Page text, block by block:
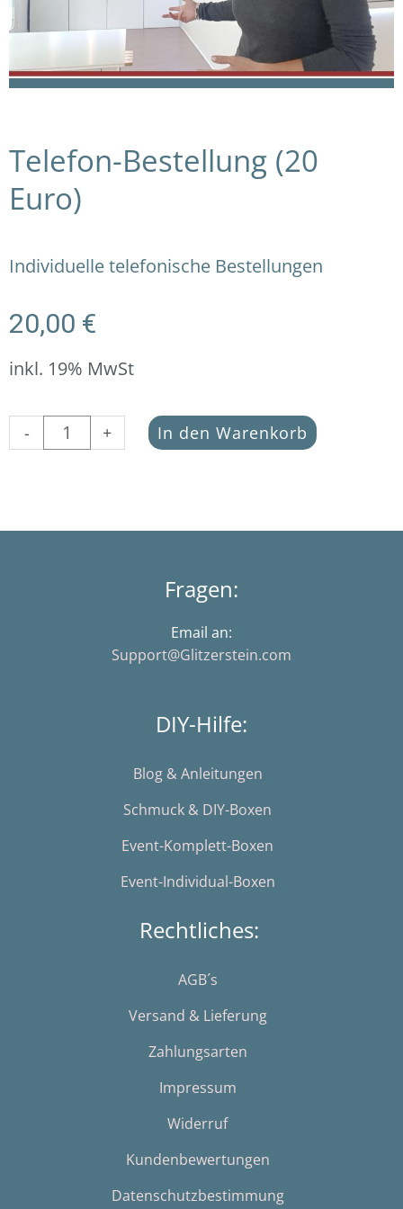
Telefon-Bestellung (20
Euro)
Individuelle telefonische Bestellungen
20,00 €
inkl. 19% MwSt
-
Telefon-
Bestellung
+ In den Warenkorb
Fragen:
Email an:
Support@Glitzerstein.com
DIY-Hilfe:
Blog & Anleitungen
Schmuck & DIY-Boxen
Event-Komplett-Boxen
Event-Individual-Boxen
Rechtliches:
AGB´s
Versand & Lieferung
Zahlungsarten
Impressum
Widerruf
Kundenbewertungen
Datenschutzbestimmung